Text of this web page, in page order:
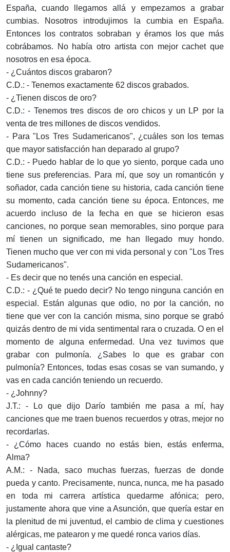
España, cuando llegamos allá y empezamos a grabar
cumbias. Nosotros introdujimos la cumbia en España.
Entonces los contratos sobraban y éramos los que más
cobrábamos. No había otro artista con mejor cachet que
nosotros en esa época.
- ¿Cuántos discos grabaron?
C.D.: - Tenemos exactamente 62 discos grabados.
- ¿Tienen discos de oro?
C.D.: - Tenemos tres discos de oro chicos y un LP por la
venta de tres millones de discos vendidos.
- Para "Los Tres Sudamericanos", ¿cuáles son los temas
que mayor satisfacción han deparado al grupo?
C.D.: - Puedo hablar de lo que yo siento, porque cada uno
tiene sus preferencias. Para mí, que soy un romanticón y
soñador, cada canción tiene su historia, cada canción tiene
su momento, cada canción tiene su época. Entonces, me
acuerdo incluso de la fecha en que se hicieron esas
canciones, no porque sean memorables, sino porque para
mí tienen un significado, me han llegado muy hondo.
Tienen mucho que ver con mi vida personal y con "Los Tres
Sudamericanos".
- Es decir que no tenés una canción en especial.
C.D.: - ¿Qué te puedo decir? No tengo ninguna canción en
especial. Están algunas que odio, no por la canción, no
tiene que ver con la canción misma, sino porque se grabó
quizás dentro de mi vida sentimental rara o cruzada. O en el
momento de alguna enfermedad. Una vez tuvimos que
grabar con pulmonía. ¿Sabes lo que es grabar con
pulmonía? Entonces, todas esas cosas se van sumando, y
vas en cada canción teniendo un recuerdo.
- ¿Johnny?
J.T.: - Lo que dijo Darío también me pasa a mí, hay
canciones que me traen buenos recuerdos y otras, mejor no
recordarlas.
- ¿Cómo haces cuando no estás bien, estás enferma,
Alma?
A.M.: - Nada, saco muchas fuerzas, fuerzas de donde
pueda y canto. Precisamente, nunca, nunca, me ha pasado
en toda mi carrera artística quedarme afónica; pero,
justamente ahora que vine a Asunción, que quería estar en
la plenitud de mi juventud, el cambio de clima y cuestiones
alérgicas, me patearon y me quedé ronca varios días.
- ¿Igual cantaste?